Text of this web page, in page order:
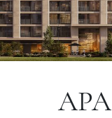
O NAS
KONTAKT